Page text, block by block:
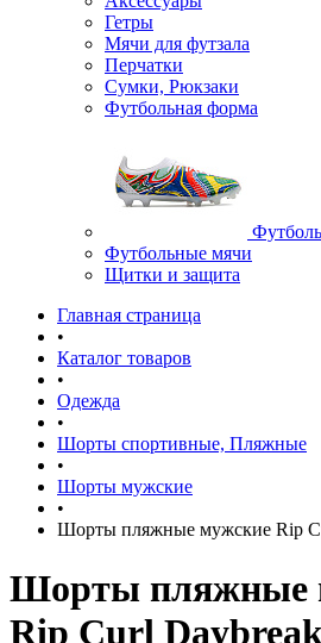
Гетры
Мячи для футзала
Перчатки
Сумки, Рюкзаки
Футбольная форма
Футбольные мячи
Щитки и защита
Главная страница
•
Каталог товаров
•
Одежда
•
Шорты спортивные, Пляжные
•
Шорты мужские
•
Шорты пляжные мужские Rip
Шорты пляжные
Rip Curl